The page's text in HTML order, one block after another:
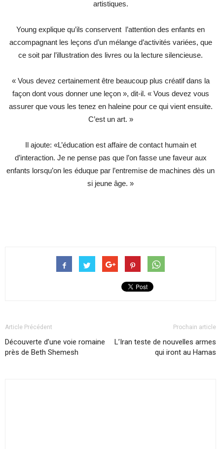
artistiques.
Young explique qu’ils conservent l’attention des enfants en
accompagnant les leçons d’un mélange d’activités variées, que
ce soit par l’illustration des livres ou la lecture silencieuse.
« Vous devez certainement être beaucoup plus créatif dans la
façon dont vous donner une leçon », dit-il. « Vous devez vous
assurer que vous les tenez en haleine pour ce qui vient ensuite.
C’est un art. »
Il ajoute: «L’éducation est affaire de contact humain et
d’interaction. Je ne pense pas que l’on fasse une faveur aux
enfants lorsqu’on les éduque par l’entremise de machines dès un
si jeune âge. »
Article Précédent
Découverte d’une voie romaine
près de Beth Shemesh
Prochain article
L’Iran teste de nouvelles armes
qui iront au Hamas